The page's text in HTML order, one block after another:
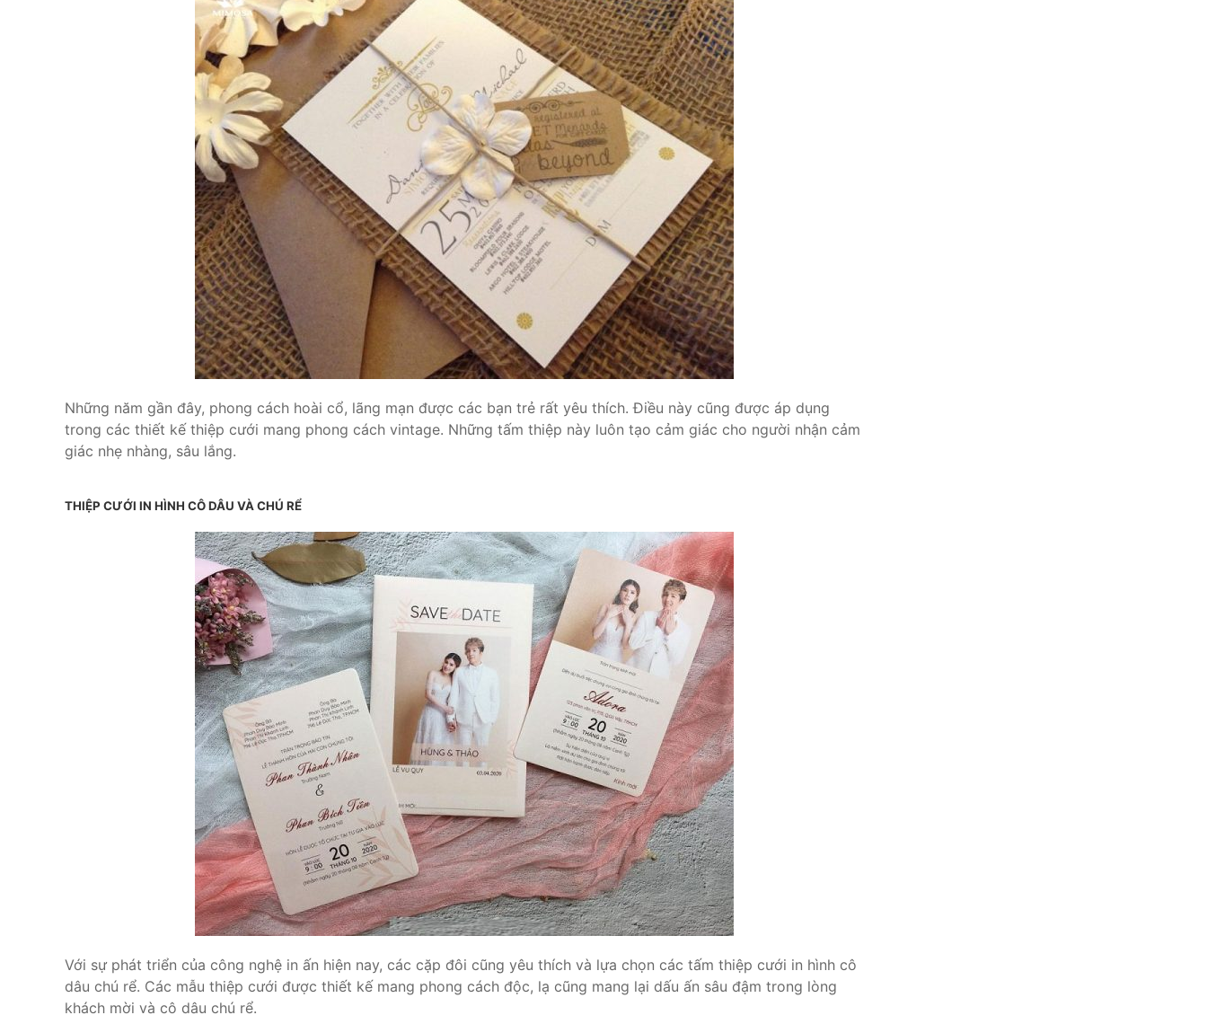
Những năm gần đây, phong cách hoài cổ, lãng mạn được các bạn trẻ rất yêu thích. Điều này cũng được áp dụng
trong các thiết kế thiệp cưới mang phong cách vintage. Những tấm thiệp này luôn tạo cảm giác cho người nhận cảm
giác nhẹ nhàng, sâu lắng.
THIỆP CƯỚI IN HÌNH CÔ DÂU VÀ CHÚ RỂ
Với sự phát triển của công nghệ in ấn hiện nay, các cặp đôi cũng yêu thích và lựa chọn các tấm thiệp cưới in hình cô
dâu chú rể. Các mẫu thiệp cưới được thiết kế mang phong cách độc, lạ cũng mang lại dấu ấn sâu đậm trong lòng
khách mời và cô dâu chú rể.